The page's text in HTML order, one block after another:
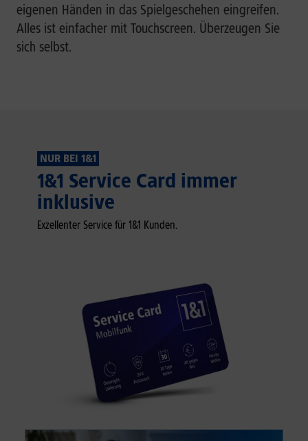
eigenen Händen in das Spielgeschehen eingreifen.
Alles ist einfacher mit Touchscreen. Überzeugen Sie
sich selbst.
NUR BEI 1&1
1&1 Service Card immer
inklusive
Exzellenter Service für 1&1 Kunden.